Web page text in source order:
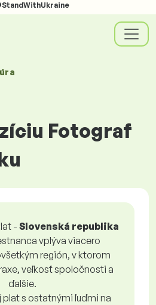
Fotograf
- Slovenská republika
vplýva viacero
región, v ktorom
veľkosť spoločnosti a
ďalšie.
s ostatnými ľuďmi na